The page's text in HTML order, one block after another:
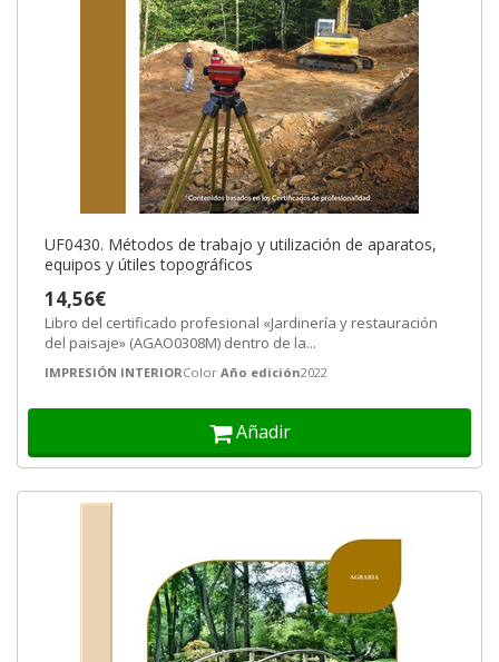
UF0430. Métodos de trabajo y utilización de aparatos,
equipos y útiles topográficos
14,56€
Libro del certificado profesional «Jardinería y restauración
del paisaje» (AGAO0308M) dentro de la...
IMPRESIÓN INTERIORColor Año edición2022
Añadir